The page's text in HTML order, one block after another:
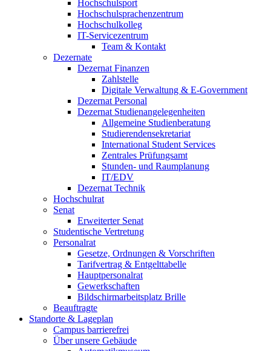
Hochschulsport
Hochschulsprachenzentrum
Hochschulkolleg
IT-Servicezentrum
Team & Kontakt
Dezernate
Dezernat Finanzen
Zahlstelle
Digitale Verwaltung & E-Government
Dezernat Personal
Dezernat Studienangelegenheiten
Allgemeine Studienberatung
Studierendensekretariat
International Student Services
Zentrales Prüfungsamt
Stunden- und Raumplanung
IT/EDV
Dezernat Technik
Hochschulrat
Senat
Erweiterter Senat
Studentische Vertretung
Personalrat
Gesetze, Ordnungen & Vorschriften
Tarifvertrag & Entgelttabelle
Hauptpersonalrat
Gewerkschaften
Bildschirmarbeitsplatz Brille
Beauftragte
Standorte & Lageplan
Campus barrierefrei
Über unsere Gebäude